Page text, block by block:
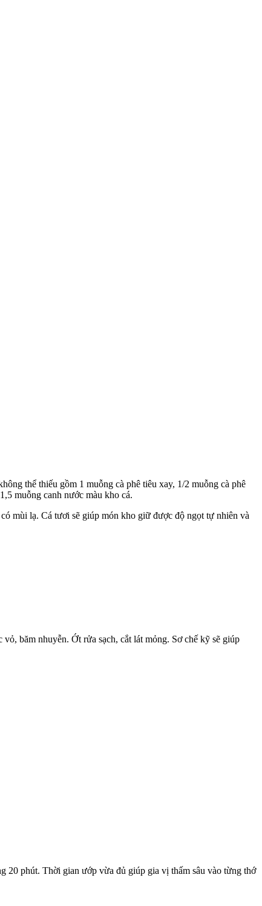
thể thiếu gồm 1 muỗng cà phê tiêu xay, 1/2 muỗng cà phê
muỗng canh nước màu kho cá.
mùi lạ. Cá tươi sẽ giúp món kho giữ được độ ngọt tự nhiên và
băm nhuyễn. Ớt rửa sạch, cắt lát mỏng. Sơ chế kỹ sẽ giúp
20 phút. Thời gian ướp vừa đủ giúp gia vị thấm sâu vào từng thớ